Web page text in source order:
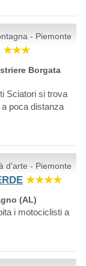
- Piemonte
★★★
Borgata
Sciatori si trova
poca distanza
d'arte - Piemonte
★★★★
(AL)
i motociclisti a